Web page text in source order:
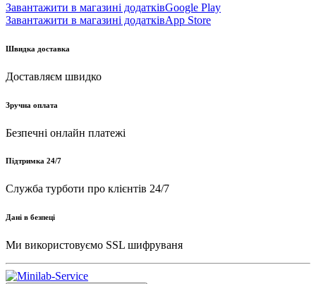
Завантажити в магазині додатківGoogle Play
Завантажити в магазині додатківApp Store
Швидка доставка
Доставляєм швидко
Зручна оплата
Безпечні онлайн платежі
Підтримка 24/7
Служба турботи про клієнтів 24/7
Дані в безпеці
Ми використовуємо SSL шифруваня